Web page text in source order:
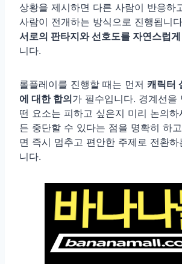
상황을 제시하면 다른 사람이 반응하
사람이 전개하는 방식으로 진행됩니
서로의 판타지와 선호도를 자연스럽게
니다.
롤플레이를 진행할 때는 먼저 캐릭터
에 대한 합의가 필수입니다. 경계선을
떤 요소는 피하고 싶은지 미리 논의하
든 중단할 수 있다는 점을 명확히 하
면 즉시 멈추고 편안한 주제로 전환
니다.